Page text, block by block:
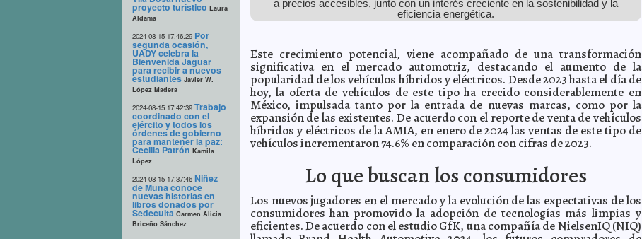
proyecto turístico Laura
Aldama
2024-08-15 17:46:29 Por
segunda ocasión,
UADY celebra la
Bienvenida Jaguar
para recibir a nuevos
estudiantes Javier W.
López Madera
2024-08-15 17:42:39 Trabajo
coordinado con el
ejército y todos los
órdenes de gobierno
para mantener la paz:
Cecilia Patrón Kamila
López
2024-08-15 17:37:46 Niñez
de Muna conoce
nuevas historias en
libros donados por
Sedeculta Carmen Alicia
Briceño Sánchez
a precios accesibles, junto con un interés creciente en la sostenibilidad y la
eficiencia energética.
Este crecimiento potencial, viene acompañado de una transformación
significativa en el mercado automotriz, destacando el aumento de la
popularidad de los vehículos híbridos y eléctricos. Desde 2023 hasta el día de
hoy, la oferta de vehículos de este tipo ha crecido considerablemente en
México, impulsada tanto por la entrada de nuevas marcas, como por la
expansión de las existentes. De acuerdo con el reporte de venta de vehículos
híbridos y eléctricos de la AMIA, en enero de 2024 las ventas de este tipo de
vehículos incrementaron 74.6% en comparación con cifras de 2023.
Lo que buscan los consumidores
Los nuevos jugadores en el mercado y la evolución de las expectativas de los
consumidores han promovido la adopción de tecnologías más limpias y
eficientes. De acuerdo con el estudio GfK, una compañía de NielsenIQ (NIQ)